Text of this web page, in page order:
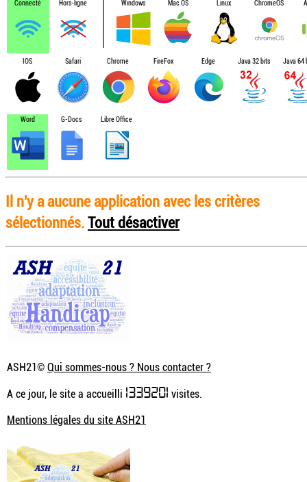
Connecté Hors-ligne Windows Mac OS Linux ChromeOS
IOS Safari Chrome FireFox Edge Java 32 bits Java 64
Word G-Docs Libre Office
Il n'y a aucune application avec les critères
sélectionnés.Tout désactiver
ASH21©Qui sommes-nous ? Nous contacter ?
A ce jour, le site a accueilli 1339201 visites.
Mentions légales du site ASH21